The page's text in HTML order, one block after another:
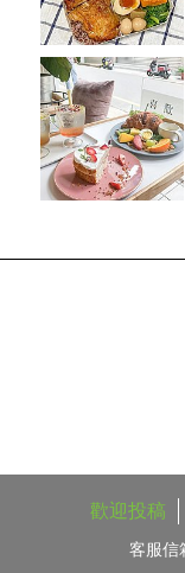
客服信
歡迎投稿